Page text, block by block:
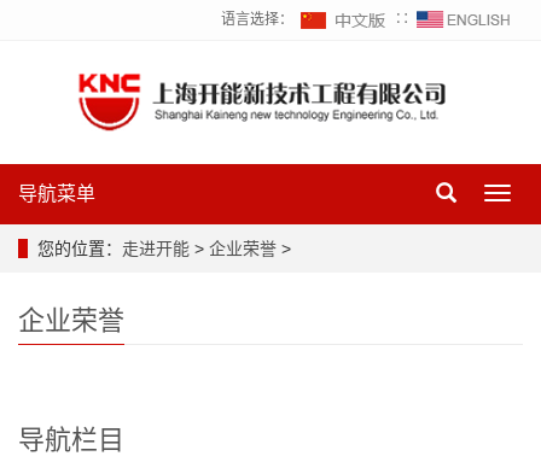
语言选择： ∷
导航菜单
您的位置： 走进开能 > 企业荣誉 >
企业荣誉
导航栏目